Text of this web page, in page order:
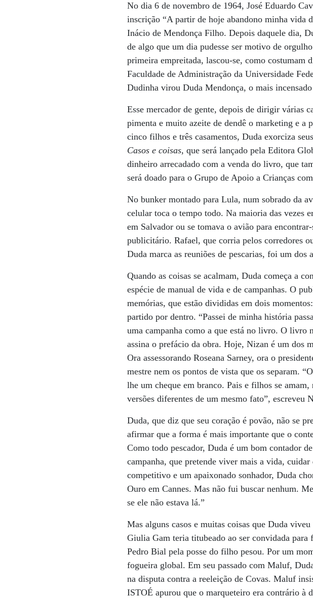
No dia 6 de novembro de 1964, José Eduardo
inscrição “A partir de hoje abandono minha vida
Inácio de Mendonça Filho. Depois daquele dia,
de algo que um dia pudesse ser motivo de
primeira empreitada, lascou-se, como costumam
Faculdade de Administração da Universidade
Dudinha virou Duda Mendonça, o mais
Esse mercador de gente, depois de dirigir várias
pimenta e muito azeite de dendê o marketing e
cinco filhos e três casamentos, Duda exorciza
Casos e coisas, que será lançado pela Editora
dinheiro arrecadado com a venda do livro, que
será doado para o Grupo de Apoio a Crianças
No bunker montado para Lula, num sobrado da
celular toca o tempo todo. Na maioria das vezes
em Salvador ou se tomava o avião para
publicitário. Rafael, que corria pelos corredores
Duda marca as reuniões de pescarias, foi um dos
Quando as coisas se acalmam, Duda começa a
espécie de manual de vida e de campanhas. O
memórias, que estão divididas em dois
partido por dentro. “Passei de minha história
uma campanha como a que está no livro. O livro
assina o prefácio da obra. Hoje, Nizan é um dos
Ora assessorando Roseana Sarney, ora o
mestre nem os pontos de vista que os separam.
lhe um cheque em branco. Pais e filhos se
versões diferentes de um mesmo fato”, escreveu
Duda, que diz que seu coração é povão, não se
afirmar que a forma é mais importante que o
Como todo pescador, Duda é um bom contador
campanha, que pretende viver mais a vida,
competitivo e um apaixonado sonhador, Duda
Ouro em Cannes. Mas não fui buscar nenhum.
se ele não estava lá.”
Mas alguns casos e muitas coisas que Duda
Giulia Gam teria titubeado ao ser convidada
Pedro Bial pela posse do filho pesou. Por um
fogueira global. Em seu passado com Maluf,
na disputa contra a reeleição de Covas. Maluf
ISTOÉ apurou que o marqueteiro era contrário à